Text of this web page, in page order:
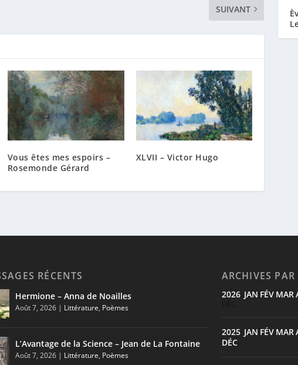
SUIVANT
Vous êtes mes espoirs –
Rosemonde Gérard
XLVII – Victor Hugo
RÉCENTS
Hermione – Anna de Noailles
Août 7, 2026 | Littérature, Poèmes
L’Avantage de la Science – Jean de La Fontaine
Août 7, 2026 | Littérature, Poèmes
ARCHIVES
2026: JAN FÉV MAR
2025: JAN FÉV MAR
DÉC